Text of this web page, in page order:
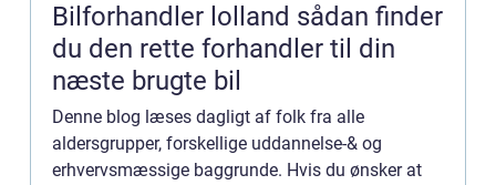
Bilforhandler lolland sådan finder
du den rette forhandler til din
næste brugte bil
Denne blog læses dagligt af folk fra alle
aldersgrupper, forskellige uddannelse-& og
erhvervsmæssige baggrunde. Hvis du ønsker at